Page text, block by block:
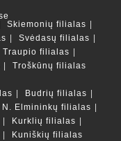
Skiemonių filialas
Svėdasų filialas
Traupio filialas
Troškūnų filialas
Budrių filialas
N. Elmininkų filialas
Kurklių filialas
Kuniškių filialas